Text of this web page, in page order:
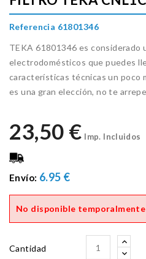
Referencia 61801346
TEKA 61801346 es considerado
electrodomésticos que puedes
características técnicas un poco
es una gran elección, no te
23,50 € Imp. Incluidos
Envío: 6.95 €
No disponible temporalmente
Cantidad